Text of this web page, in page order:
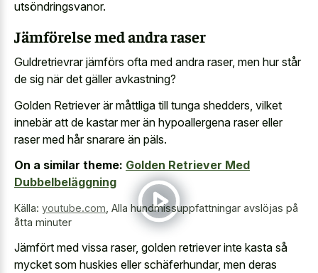
utsöndringsvanor.
Jämförelse med andra raser
Guldretrievrar jämförs ofta med andra raser, men hur står
de sig när det gäller avkastning?
Golden Retriever är måttliga till tunga shedders, vilket
innebär att de kastar mer än hypoallergena raser eller
raser med hår snarare än päls.
On a similar theme: Golden Retriever Med
Dubbelbeläggning
Källa: youtube.com, Alla hundmissuppfattningar avslöjas på
åtta minuter
Jämfört med vissa raser, golden retriever inte kasta så
mycket som huskies eller schäferhundar, men deras